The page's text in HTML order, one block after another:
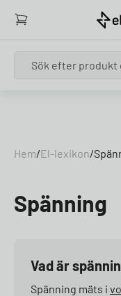
Hem/El-lexikon/
Spänning
Vad är
Spänning mäts i